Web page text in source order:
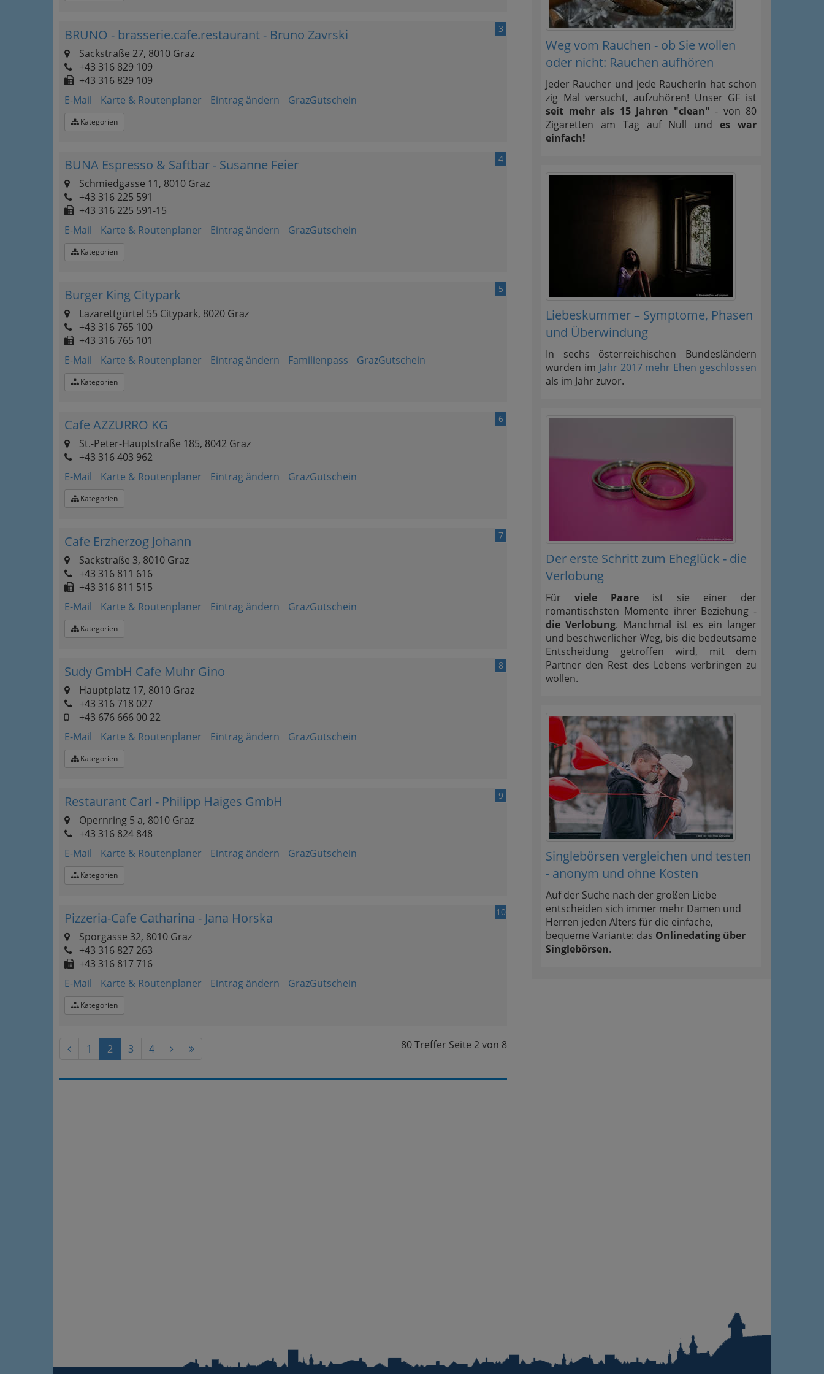
3
BRUNO - brasserie.cafe.restaurant - Bruno Zavrski
Sackstraße 27, 8010 Graz
+43 316 829 109
+43 316 829 109
E-Mail
Karte & Routenplaner Eintrag ändern GrazGutschein
Kategorien
4
BUNA Espresso & Saftbar - Susanne Feier
Schmiedgasse 11, 8010 Graz
+43 316 225 591
+43 316 225 591-15
E-Mail
Karte & Routenplaner Eintrag ändern GrazGutschein
Kategorien
5
Burger King Citypark
Lazarettgürtel 55 Citypark, 8020 Graz
+43 316 765 100
+43 316 765 101
E-Mail
Karte & Routenplaner Eintrag ändern Familienpass GrazGutschein
Kategorien
6
Cafe AZZURRO KG
St.-Peter-Hauptstraße 185, 8042 Graz
+43 316 403 962
E-Mail
Karte & Routenplaner Eintrag ändern GrazGutschein
Kategorien
7
Cafe Erzherzog Johann
Sackstraße 3, 8010 Graz
+43 316 811 616
+43 316 811 515
E-Mail
Karte & Routenplaner Eintrag ändern GrazGutschein
Kategorien
8
Sudy GmbH Cafe Muhr Gino
Hauptplatz 17, 8010 Graz
+43 316 718 027
+43 676 666 00 22
E-Mail
Karte & Routenplaner Eintrag ändern GrazGutschein
Kategorien
9
Restaurant Carl - Philipp Haiges GmbH
Opernring 5 a, 8010 Graz
+43 316 824 848
E-Mail
Karte & Routenplaner Eintrag ändern GrazGutschein
Kategorien
10
Pizzeria-Cafe Catharina - Jana Horska
Sporgasse 32, 8010 Graz
+43 316 827 263
+43 316 817 716
E-Mail
Karte & Routenplaner Eintrag ändern GrazGutschein
Kategorien
80 Treffer Seite 2von 8
1 2 3 4
Weg vom Rauchen - ob Sie wollen
oder nicht: Rauchen aufhören
Jeder Raucher und jede Raucherin hat schon
zig Mal versucht, aufzuhören! Unser GF ist
seit mehr als 15 Jahren "clean" - von 80
Zigaretten am Tag auf Null undes war
einfach!
Liebeskummer – Symptome, Phasen
und Überwindung
In sechs österreichischen Bundesländern
wurden im Jahr 2017 mehr Ehen geschlossen
als im Jahr zuvor.
Der erste Schritt zum Eheglück - die
Verlobung
Für viele Paare ist sie einer der
romantischsten Momente ihrer Beziehung -
die Verlobung. Manchmal ist es ein langer
und beschwerlicher Weg, bis die bedeutsame
Entscheidung getroffen wird, mit dem
Partner den Rest des Lebens verbringen zu
wollen.
Singlebörsen vergleichen und testen
- anonym und ohne Kosten
Auf der Suche nach der großen Liebe
entscheiden sich immer mehr Damen und
Herren jeden Alters für die einfache,
bequeme Variante: das Onlinedating über
Singlebörsen.